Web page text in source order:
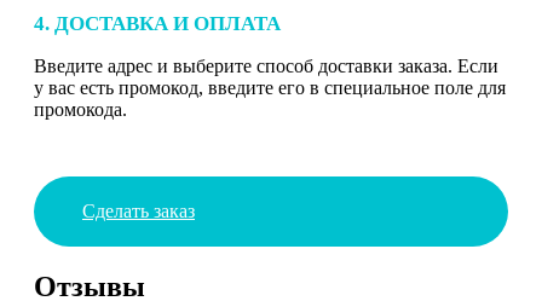
4. ДОСТАВКА И ОПЛАТА
Введите адрес и выберите способ доставки заказа. Если
у вас есть промокод, введите его в специальное поле для
промокода.
Сделать заказ
Отзывы